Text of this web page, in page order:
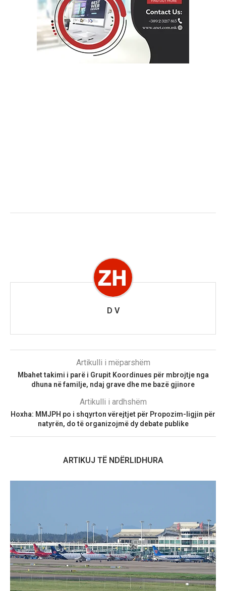
D V
Artikulli i mëparshëm
Mbahet takimi i parë i Grupit Koordinues për mbrojtje nga
dhuna në familje, ndaj grave dhe me bazë gjinore
Artikulli i ardhshëm
Hoxha: MMJPH po i shqyrton vërejtjet për Propozim-ligjin për
natyrën, do të organizojmë dy debate publike
ARTIKUJ TË NDËRLIDHURA